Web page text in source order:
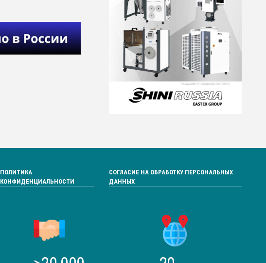
ПОЛИТИКА
КОНФИДЕНЦИАЛЬНОСТИ
СОГЛАСИЕ НА ОБРАБОТКУ ПЕРСОНАЛЬНЫХ
ДАННЫХ